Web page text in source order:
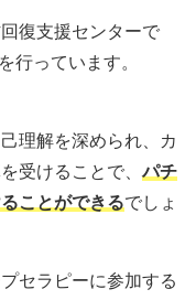
復支援センターで
行っています。
理解を深められ、カ
受けることで、パチ
ことができるでしょ
セラピーに参加する